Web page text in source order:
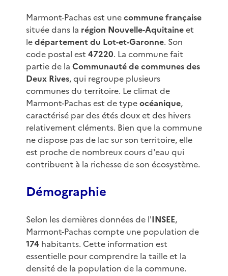
Marmont-Pachas est unecommune française
située dans la région Nouvelle-Aquitaineet
ledépartement du Lot-et-Garonne. Son
code postal est 47220. La commune fait
partie de la Communauté de communes des
Deux Rives, qui regroupe plusieurs
communes du territoire. Le climat de
Marmont-Pachas est de typeocéanique,
caractérisé par des étés doux et des hivers
relativement cléments. Bien que la commune
ne dispose pas de lac sur son territoire, elle
est proche de nombreux cours d'eau qui
contribuent à la richesse de son écosystème.
Démographie
Selon les dernières données de l'INSEE,
Marmont-Pachas compte une population de
174 habitants. Cette information est
essentielle pour comprendre la taille et la
densité de la population de la commune.